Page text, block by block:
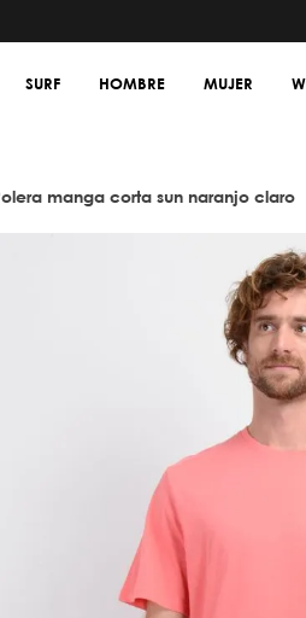
SURF HOMBRE MUJER
polera manga corta sun naranjo claro